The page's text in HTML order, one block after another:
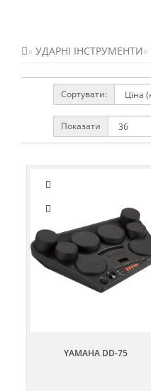
УДАРНІ ІНСТРУМЕНТИ
Сортувати:
Показати
YAMAHA DD-75